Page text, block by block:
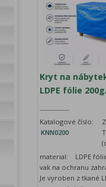
Kryt na
LDPE fólie
Katalogové číslo:
KNN0200
material: LDPE
vak na ochranu
Je vyroben z tkané